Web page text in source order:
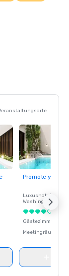
Promote your
Luxushotel in
Washington
Gästezimmer
Meetingräume